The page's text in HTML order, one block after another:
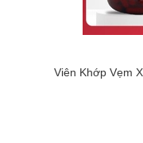
Viên Khớp Vẹm